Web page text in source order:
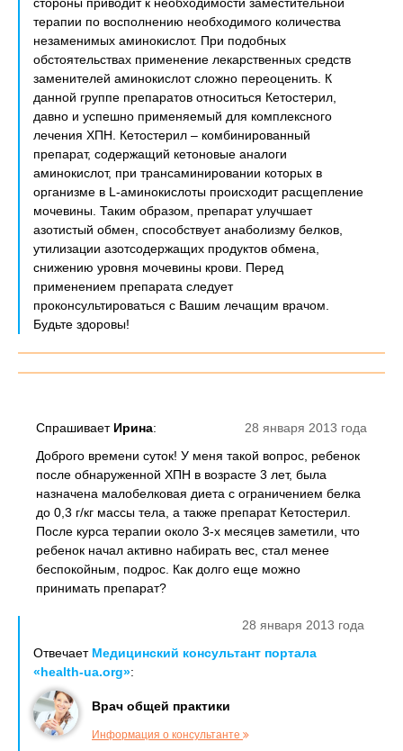
терапии по восполнению необходимого количества
незаменимых аминокислот. При подобных
обстоятельствах применение лекарственных средств
заменителей аминокислот сложно переоценить. К
данной группе препаратов относиться Кетостерил,
давно и успешно применяемый для комплексного
лечения ХПН. Кетостерил – комбинированный
препарат, содержащий кетоновые аналоги
аминокислот, при трансаминировании которых в
организме в L-аминокислоты происходит расщепление
мочевины. Таким образом, препарат улучшает
азотистый обмен, способствует анаболизму белков,
утилизации азотсодержащих продуктов обмена,
снижению уровня мочевины крови. Перед
применением препарата следует
проконсультироваться с Вашим лечащим врачом.
Будьте здоровы!
28 января 2013 года
Спрашивает Ирина:
Доброго времени суток! У меня такой вопрос, ребенок
после обнаруженной ХПН в возрасте 3 лет, была
назначена малобелковая диета с ограничением белка
до 0,3 г/кг массы тела, а также препарат Кетостерил.
После курса терапии около 3-х месяцев заметили, что
ребенок начал активно набирать вес, стал менее
беспокойным, подрос. Как долго еще можно
принимать препарат?
28 января 2013 года
Отвечает Медицинский консультант портала
«health-ua.org»:
Врач общей практики
Информация о консультанте